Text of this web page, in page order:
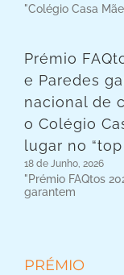
"Colégio Casa
Prémio
e Paredes
nacional de
o Colégio
lugar no
18 de Junho, 2026
"Prémio FAQtos
garantem
PRÉMIO